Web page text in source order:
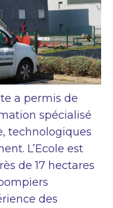
a permis de
spécialisé
technologiques
L’Ecole est
de 17 hectares
des